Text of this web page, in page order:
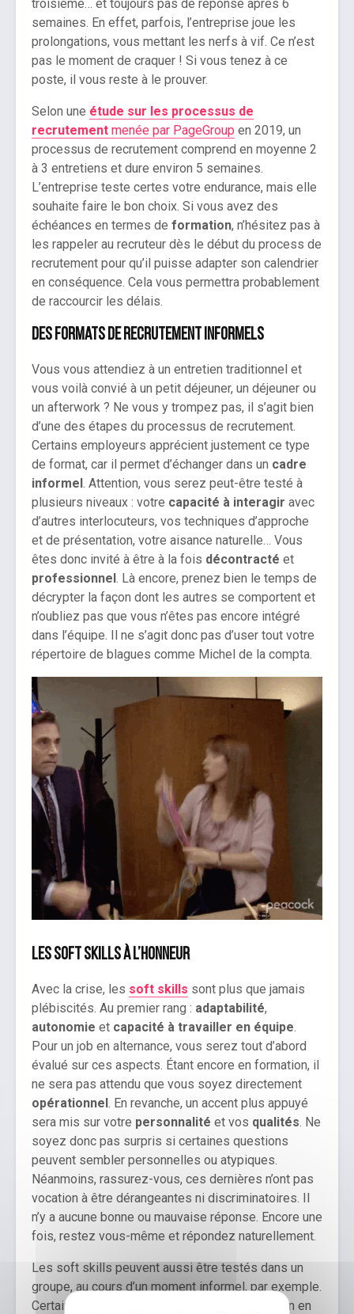
troisième… et toujours pas de réponse après 6
semaines. En effet, parfois, l’entreprise joue les
prolongations, vous mettant les nerfs à vif. Ce n’est
pas le moment de craquer ! Si vous tenez à ce
poste, il vous reste à le prouver.
Selon une étude sur les processus de
recrutement menée par PageGroup en 2019, un
processus de recrutement comprend en moyenne 2
à 3 entretiens et dure environ 5 semaines.
L’entreprise teste certes votre endurance, mais elle
souhaite faire le bon choix. Si vous avez des
échéances en termes de formation, n’hésitez pas à
les rappeler au recruteur dès le début du process de
recrutement pour qu’il puisse adapter son calendrier
en conséquence. Cela vous permettra probablement
de raccourcir les délais.
Des formats de recrutement informels
Vous vous attendiez à un entretien traditionnel et
vous voilà convié à un petit déjeuner, un déjeuner ou
un afterwork ? Ne vous y trompez pas, il s’agit bien
d’une des étapes du processus de recrutement.
Certains employeurs apprécient justement ce type
de format, car il permet d’échanger dans un cadre
informel . Attention, vous serez peut-être testé à
plusieurs niveaux : votre capacité à interagir avec
d’autres interlocuteurs, vos techniques d’approche
et de présentation, votre aisance naturelle… Vous
êtes donc invité à être à la fois décontracté et
professionnel . Là encore, prenez bien le temps de
décrypter la façon dont les autres se comportent et
n’oubliez pas que vous n’êtes pas encore intégré
dans l’équipe. Il ne s’agit donc pas d’user tout votre
répertoire de blagues comme Michel de la compta.
Les soft skills à l’honneur
Avec la crise, les soft skills sont plus que jamais
plébiscités. Au premier rang : adaptabilité,
autonomie et capacité à travailler en équipe.
Pour un job en alternance, vous serez tout d’abord
évalué sur ces aspects. Étant encore en formation, il
ne sera pas attendu que vous soyez directement
opérationnel . En revanche, un accent plus appuyé
sera mis sur votre personnalité et vos qualités. Ne
soyez donc pas surpris si certaines questions
peuvent sembler personnelles ou atypiques.
Néanmoins, rassurez-vous, ces dernières n’ont pas
vocation à être dérangeantes ni discriminatoires. Il
n’y a aucune bonne ou mauvaise réponse. Encore une
fois, restez vous-même et répondez naturellement.
Les soft skills peuvent aussi être testés dans un
groupe, au cours d’un moment informel, par exemple.
Certains iront même jusqu’à la mise en situation en